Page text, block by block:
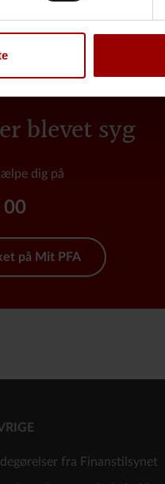
Her kan et kontant
blevet syg
dig på
00
på Mit PFA
fra Finanstilsynet